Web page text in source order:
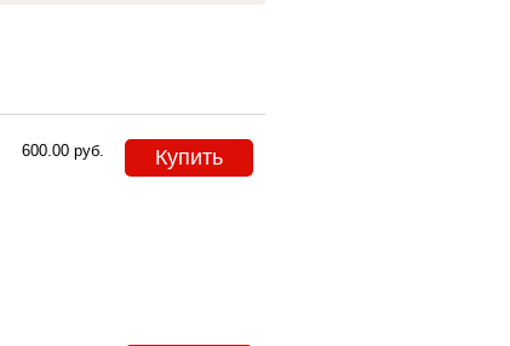
600.00 руб. Купить